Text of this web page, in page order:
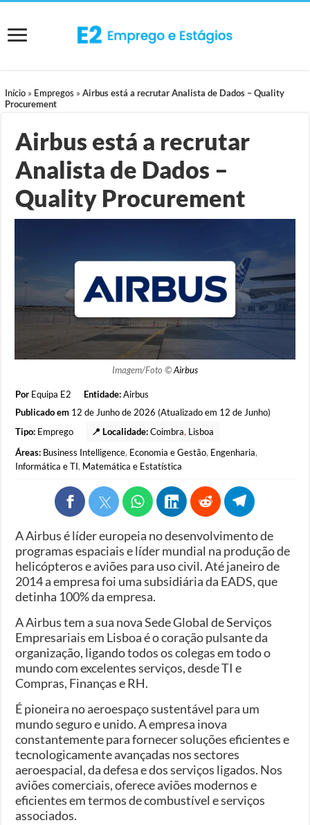
Início » Empregos »Airbus está a recrutar Analista de Dados – Quality
Procurement
Airbus está a recrutar
Analista de Dados –
Quality Procurement
Imagem/Foto ©Airbus
Por Equipa E2 Entidade:Airbus
Publicado em 12 de Junho de 2026 (Atualizado em 12 de Junho)
Tipo: Emprego 📍 Localidade: Coimbra, Lisboa
Áreas: Business Intelligence, Economia e Gestão, Engenharia,
Informática e TI, Matemática e Estatística
A Airbus é líder europeia no desenvolvimento de
programas espaciais e líder mundial na produção de
helicópteros e aviões para uso civil. Até janeiro de
2014 a empresa foi uma subsidiária da EADS, que
detinha 100% da empresa.
A Airbus tem a sua nova Sede Global de Serviços
Empresariais em Lisboa é o coração pulsante da
organização, ligando todos os colegas em todo o
mundo com excelentes serviços, desde TI e
Compras, Finanças e RH.
É pioneira no aeroespaço sustentável para um
mundo seguro e unido. A empresa inova
constantemente para fornecer soluções eficientes e
tecnologicamente avançadas nos sectores
aeroespacial, da defesa e dos serviços ligados. Nos
aviões comerciais, oferece aviões modernos e
eficientes em termos de combustível e serviços
associados.